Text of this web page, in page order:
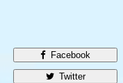
Facebook
Twitter